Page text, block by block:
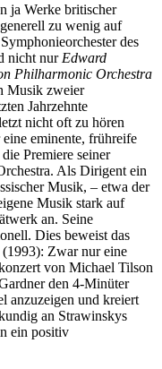
ja Werke britischer
zu wenig auf
des
nicht nur Edward
Philharmonic Orchestra
Musik zweier
Jahrzehnte
nicht oft zu hören
eminente, frühreife
Premiere seiner
Als Dirigent ein
Musik, – etwa der
Musik stark auf
an. Seine
Dies beweist das
(1993): Zwar nur eine
von Michael Tilson
den 4-Minüter
anzuzeigen und kreiert
an Strawinskys
ein positiv